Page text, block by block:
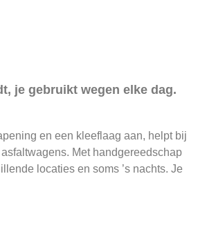
je gebruikt wegen elke dag.
en een kleeflaag aan, helpt bij
Met handgereedschap
locaties en soms ’s nachts. Je